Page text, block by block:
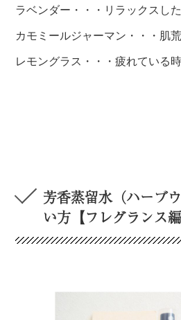
ラベンダー・・・リラックスし
カモミールジャーマン・・・肌
レモングラス・・・疲れている
芳香蒸留水（ハーブ
い方【フレグランス編